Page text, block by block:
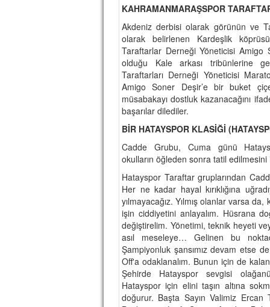
KAHRAMANMARAŞSPOR
Akdeniz derbisi olarak görünün ve
olarak belirlenen Kardeşlik
Taraftarlar Derneği Yöneticisi Amigo
olduğu Kale arkası tribünlerine
Taraftarları Derneği Yöneticisi
Amigo Soner Deşir’e bir buket
müsabakayı dostluk kazanacağını
başarılar dilediler.
BİR HATAYSPOR KLASİĞİ
Cadde Grubu, Cuma günü
okulların öğleden sonra tatil edilmesini
Hatayspor Taraftar gruplarından
Her ne kadar hayal kırıklığına
yılmayacağız. Yılmış olanlar varsa
işin ciddiyetini anlayalım. Hüsrana
değiştirelim. Yönetimi, teknik heyeti
asıl meseleye… Gelinen bu
Şampiyonluk şansımız devam etse
Off'a odaklanalım. Bunun için de
Şehirde Hatayspor sevgisi
Hatayspor için elini taşın altına
doğurur. Başta Sayın Valimiz